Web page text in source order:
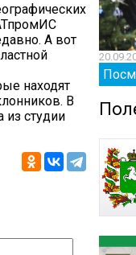
А вот
находят
В
из студии